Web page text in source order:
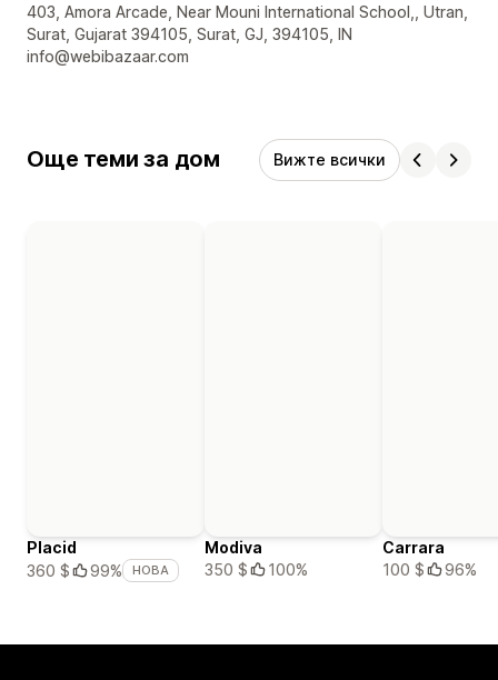
Данни за връзка с дизайнера
403, Amora Arcade, Near Mouni International School,, Utran,
Surat, Gujarat 394105, Surat, GJ, 394105, IN
info@webibazaar.com
Още теми за дом Вижте всички
Placid
360 $
99% НОВА
Modiva
350 $
100%
Carrara
100 $
96%